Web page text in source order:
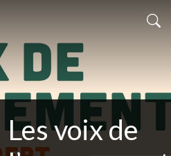
Les voix de